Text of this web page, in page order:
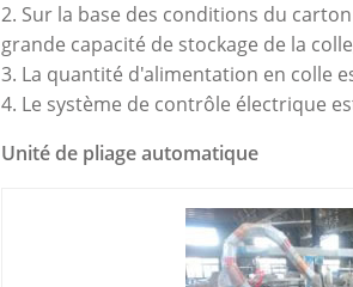
2. Sur la base des conditions du
grande capacité de stockage de la
3. La quantité d'alimentation en colle
4. Le système de contrôle électrique
Unité de pliage automatique